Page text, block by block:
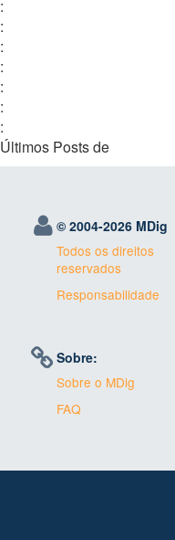
:
:
:
:
:
:
:
Últimos Posts de
© 2004-2026 MDig
Todos os direitos
reservados
Responsabilidade
Sobre:
Sobre o MDig
FAQ